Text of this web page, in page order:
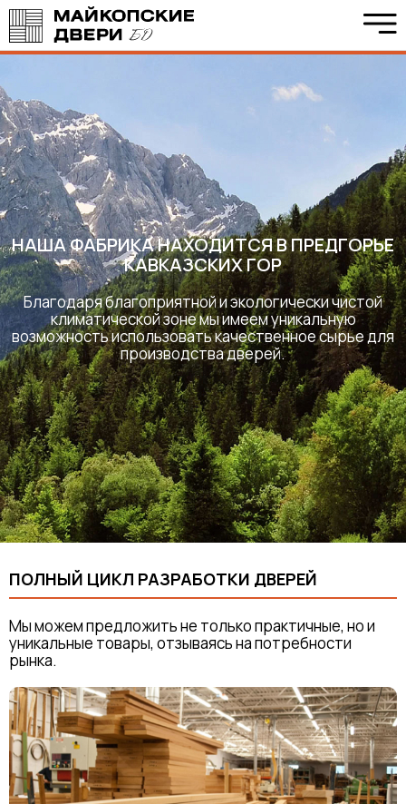
НАША ФАБРИКА НАХОДИТСЯ В ПРЕДГОРЬЕ
КАВКАЗСКИХ ГОР
Благодаря благоприятной и экологически чистой
климатической зоне мы имеем уникальную
возможность использовать качественное сырье для
производства дверей.
ПОЛНЫЙ ЦИКЛ РАЗРАБОТКИ ДВЕРЕЙ
Мы можем предложить не только практичные, но и
уникальные товары, отзываясь на потребности
рынка.